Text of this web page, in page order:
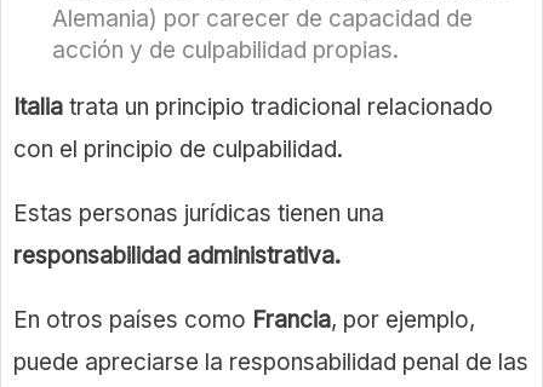
Alemania) por carecer de capacidad de
acción y de culpabilidad propias.
Italia trata un principio tradicional relacionado
con el principio de culpabilidad.
Estas personas jurídicas tienen una
responsabilidad administrativa.
En otros países como Francia, por ejemplo,
puede apreciarse la responsabilidad penal de las